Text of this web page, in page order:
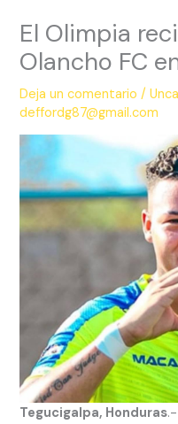
contenido
El Olimpia
Olancho FC
Deja un comentario /
deffordg87@gmail.com
Tegucigalpa, Honduras